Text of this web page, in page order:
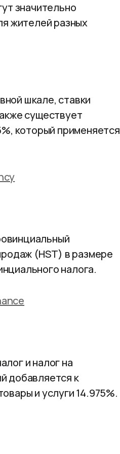
значительно
жителей разных
шкале, ставки
существует
который применяется
(HST) в размере
налога.
и налог на
добавляется к
и услуги 14.975%.